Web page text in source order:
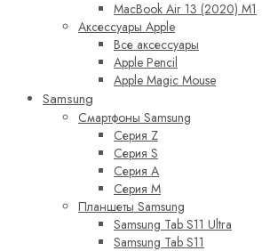
MacBook Air 13 (2020) M1
Аксессуары Apple
Все аксессуары
Apple Pencil
Apple Magic Mouse
Samsung
Смартфоны Samsung
Серия Z
Серия S
Серия A
Серия M
Планшеты Samsung
Samsung Tab S11 Ultra
Samsung Tab S11